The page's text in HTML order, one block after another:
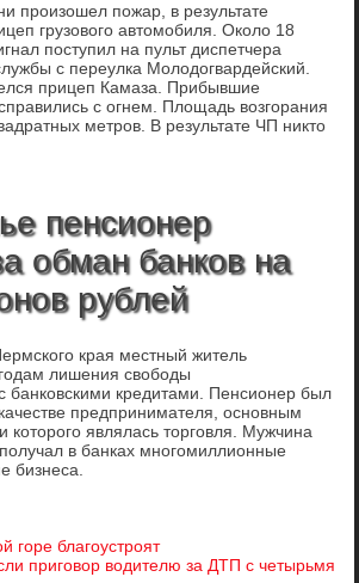
произошел пожар, в результате
грузового автомобиля. Около 18
поступил на пульт диспетчера
с переулка Молодогвардейский.
прицеп Камаза. Прибывшие
с огнем. Площадь возгорания
метров. В результате ЧП никто
пенсионер
обман банков на
рублей
края местный житель
лишения свободы
банковскими кредитами. Пенсионер был
предпринимателя, основным
которого являлась торговля. Мужчина
в банках многомиллионные
бизнеса.
благоустроят
приговор водителю за ДТП с четырьмя